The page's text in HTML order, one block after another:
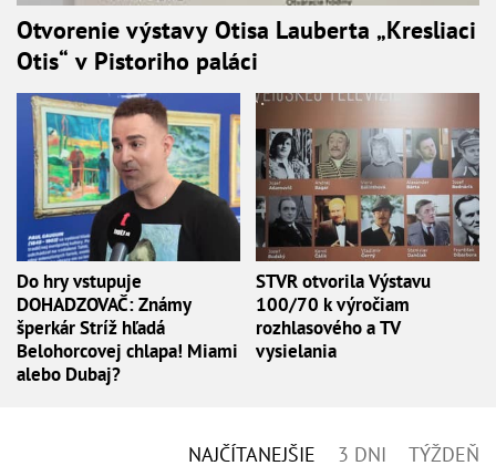
Otvorenie výstavy Otisa Lauberta „Kresliaci
Otis“ v Pistoriho paláci
Do hry vstupuje
DOHADZOVAČ: Známy
šperkár Stríž hľadá
Belohorcovej chlapa! Miami
alebo Dubaj?
STVR otvorila Výstavu
100/70 k výročiam
rozhlasového a TV
vysielania
NAJČÍTANEJŠIE 3 DNI TÝŽDEŇ